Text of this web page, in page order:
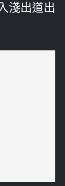
淺出道出